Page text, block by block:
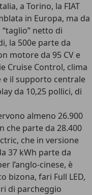
a Torino, la FIAT
in Europa, ma da
netto di
la 500e parte da
motore da 95 CV e
Cruise Control, clima
il supporto centrale
da 10,25 pollici, di
almeno 26.900
che parte da 28.400
, che in versione
37 kWh parte da
l’anglo-cinese, è
bizona, fari Full LED,
di parcheggio